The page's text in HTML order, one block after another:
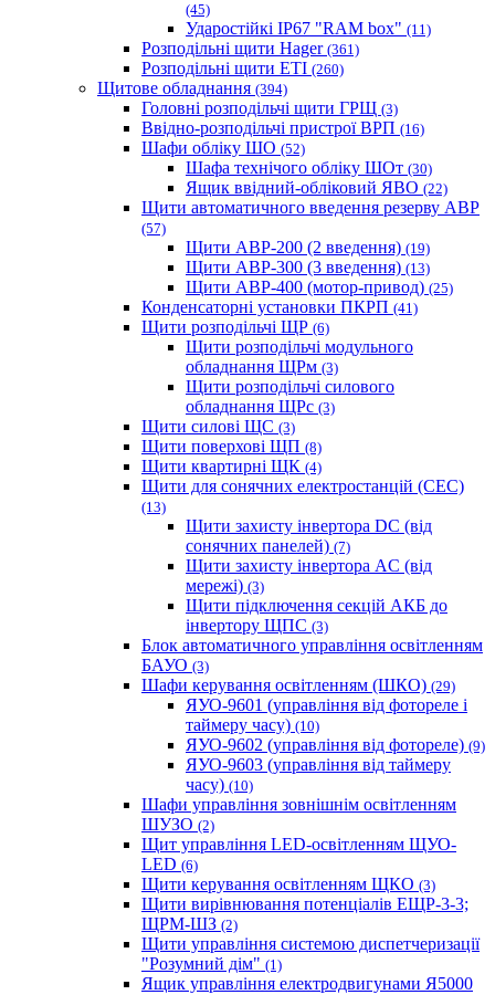
(45)
Ударостійкі IP67 "RAM box" (11)
Розподільні щити Hager (361)
Розподільні щити ETI (260)
Щитове обладнання (394)
Головні розподільчі щити ГРЩ (3)
Ввідно-розподільчі пристрої ВРП (16)
Шафи обліку ШО (52)
Шафа технічого обліку ШОт (30)
Ящик ввідний-обліковий ЯВО (22)
Щити автоматичного введення резерву АВР
(57)
Щити АВР-200 (2 введення) (19)
Щити АВР-300 (3 введення) (13)
Щити АВР-400 (мотор-привод) (25)
Конденсаторні установки ПКРП (41)
Щити розподільчі ЩР (6)
Щити розподільчі модульного
обладнання ЩРм (3)
Щити розподільчі силового
обладнання ЩРс (3)
Щити силові ЩС (3)
Щити поверхові ЩП (8)
Щити квартирні ЩК (4)
Щити для сонячних електростанцій (СЕС)
(13)
Щити захисту інвертора DC (від
сонячних панелей) (7)
Щити захисту інвертора AC (від
мережі) (3)
Щити підключення секцій АКБ до
інвертору ЩПС (3)
Блок автоматичного управління освітленням
БАУО (3)
Шафи керування освітленням (ШКО) (29)
ЯУО-9601 (управління від фотореле і
таймеру часу) (10)
ЯУО-9602 (управління від фотореле) (9)
ЯУО-9603 (управління від таймеру
часу) (10)
Шафи управління зовнішнім освітленням
ШУЗО (2)
Щит управління LED-освітленням ЩУО-
LED (6)
Щити керування освітленням ЩКО (3)
Щити вирівнювання потенціалів ЕЩР-3-3;
ЩРМ-ШЗ (2)
Щити управління системою диспетчеризації
"Розумний дім" (1)
Ящик управління електродвигунами Я5000